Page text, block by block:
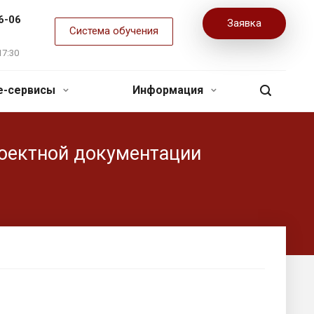
06
Система обучения
Заявка
сервисы Информация
документации